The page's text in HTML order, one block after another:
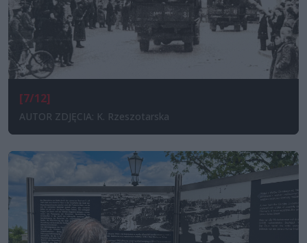
[7/12]
AUTOR ZDJĘCIA: K. Rzeszotarska